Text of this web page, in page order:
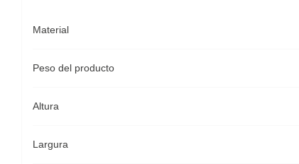
Material
Peso del producto
Altura
Largura